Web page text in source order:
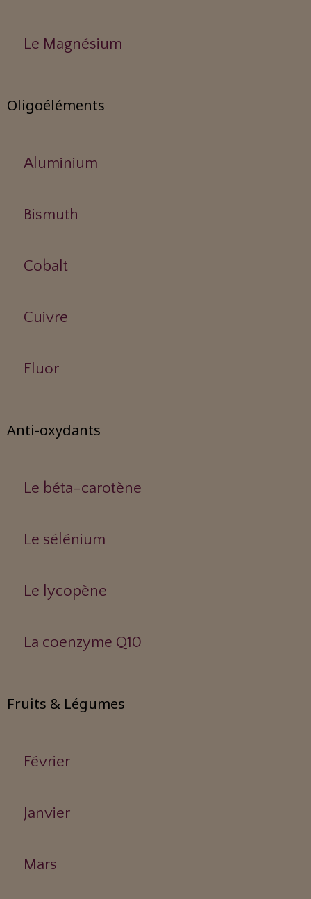
Le Magnésium
Oligoéléments
Aluminium
Bismuth
Cobalt
Cuivre
Fluor
Anti-oxydants
Le béta-carotène
Le sélénium
Le lycopène
La coenzyme Q10
Fruits & Légumes
Février
Janvier
Mars